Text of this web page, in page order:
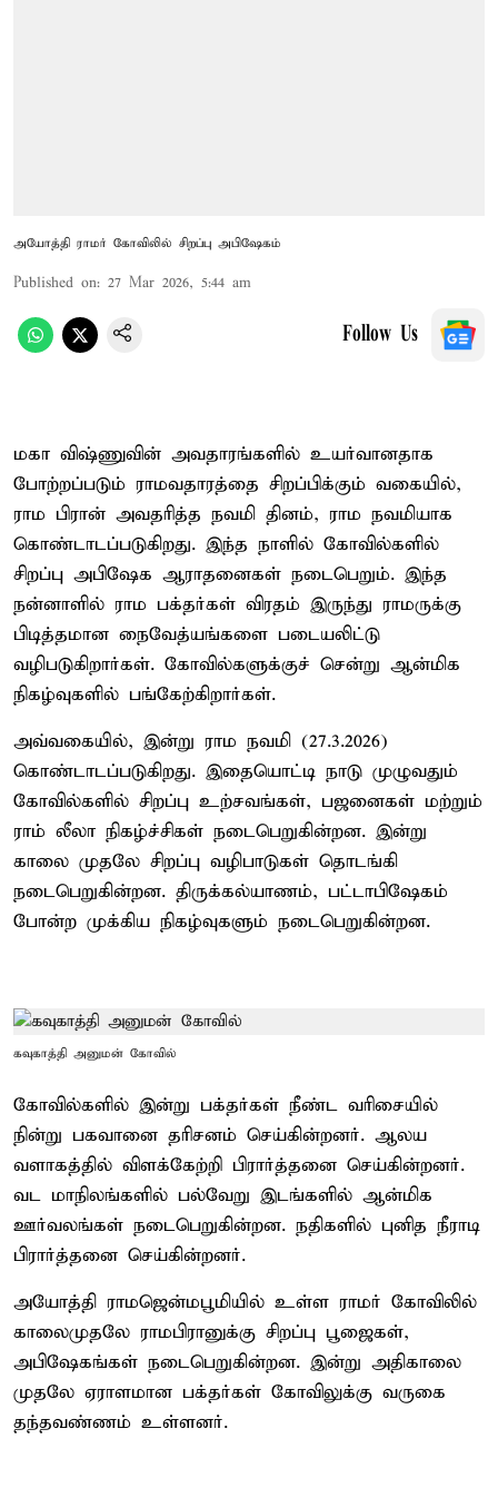
அயோத்தி ராமர் கோவிலில் சிறப்பு அபிஷேகம்
Published on: 27 Mar 2026, 5:44 am
Follow Us
மகா விஷ்ணுவின் அவதாரங்களில் உயர்வானதாக
போற்றப்படும் ராமவதாரத்தை சிறப்பிக்கும் வகையில்,
ராம பிரான் அவதரித்த நவமி தினம், ராம நவமியாக
கொண்டாடப்படுகிறது. இந்த நாளில் கோவில்களில்
சிறப்பு அபிஷேக ஆராதனைகள் நடைபெறும். இந்த
நன்னாளில் ராம பக்தர்கள் விரதம் இருந்து ராமருக்கு
பிடித்தமான நைவேத்யங்களை படையலிட்டு
வழிபடுகிறார்கள். கோவில்களுக்குச் சென்று ஆன்மிக
நிகழ்வுகளில் பங்கேற்கிறார்கள்.
அவ்வகையில், இன்று ராம நவமி (27.3.2026)
கொண்டாடப்படுகிறது. இதையொட்டி நாடு முழுவதும்
கோவில்களில் சிறப்பு உற்சவங்கள், பஜனைகள் மற்றும்
ராம் லீலா நிகழ்ச்சிகள் நடைபெறுகின்றன. இன்று
காலை முதலே சிறப்பு வழிபாடுகள் தொடங்கி
நடைபெறுகின்றன. திருக்கல்யாணம், பட்டாபிஷேகம்
போன்ற முக்கிய நிகழ்வுகளும் நடைபெறுகின்றன.
கவுகாத்தி அனுமன் கோவில்
கோவில்களில் இன்று பக்தர்கள் நீண்ட வரிசையில்
நின்று பகவானை தரிசனம் செய்கின்றனர். ஆலய
வளாகத்தில் விளக்கேற்றி பிரார்த்தனை செய்கின்றனர்.
வட மாநிலங்களில் பல்வேறு இடங்களில் ஆன்மிக
ஊர்வலங்கள் நடைபெறுகின்றன. நதிகளில் புனித நீராடி
பிரார்த்தனை செய்கின்றனர்.
அயோத்தி ராமஜென்மபூமியில் உள்ள ராமர் கோவிலில்
காலைமுதலே ராமபிரானுக்கு சிறப்பு பூஜைகள்,
அபிஷேகங்கள் நடைபெறுகின்றன. இன்று அதிகாலை
முதலே ஏராளமான பக்தர்கள் கோவிலுக்கு வருகை
தந்தவண்ணம் உள்ளனர்.